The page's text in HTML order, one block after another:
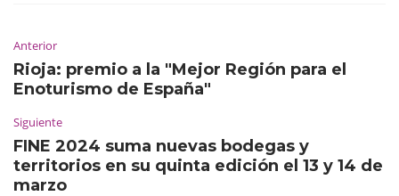
Anterior
Rioja: premio a la "Mejor Región para el
Enoturismo de España"
Siguiente
FINE 2024 suma nuevas bodegas y
territorios en su quinta edición el 13 y 14 de
marzo